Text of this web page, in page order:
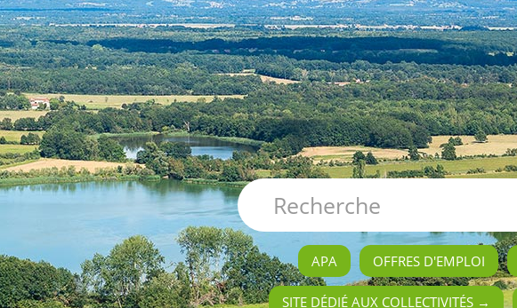
APA OFFRES D'EMPLOI
SITE DÉDIÉ AUX COLLECTIVITÉS →